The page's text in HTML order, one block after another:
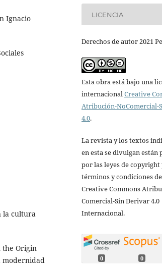
Ignacio
la cultura
the Origin
modernidad
LICENCIA
Derechos de autor 2021
Esta obra está bajo una
internacionalCreative
Atribución-NoComercial-
4.0.
La revista y los textos
en esta se divulgan están
por las leyes de
términos y condiciones
Creative Commons
Comercial-Sin Derivar 4.0
Internacional.
0 0